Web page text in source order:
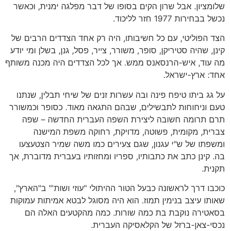
שלומציון. אבל שרון הקים בסופו של דבר מפלגה ימנית, וכאשר
נכשל בבחירות 1977 חזר לליכוד.
הצד הפוליטי, עם כל חשיבותו, היה רק אחד הצדדים הרבים של
קינן, שהיה סטיריקן, סופר, משורר, צייר, פסל, גנן, בשלן ומי יודע
מה עוד, איש-הרנסאנס ממש. אך לכל הצדדים היה מכנה משותף
אחד: ארץ-ישראל.
על גג ביתו טיפח פינה ובה עשרות זנים של שיחי תבלין, שנתנו
טעם וניחוחות לתבשילים, שבהם התגאה מאוד. כסופר וכמשורר
תרם תרומה חשובה ליצירת השפה העברית החדשה – שפה
צברית, מקומית, פשוטה, מדויקת, רחוקה משפת המישנה
ומשפתו של ש"י עגנון, שגם צעירים כמו משה שמיר הצטעצעו
בה. קינן כתב את כתבותיו, ספריו ומחזותיו בעברית מדוברת, אך
תקנית.
כוכבו דרך לראשונה כבעל הטור ההיתולי "עוזי ושות'" ב"הארץ",
שאותו עיצב בנימין תמוז. הוא היה מסוגל לבטא אמיתות עמוקות
בסאטירה נוקבת בת כמה שורות. כמה מהקטעים האלה הם
נכסי-צאן-ברזל של הקלאסיקה העברית.